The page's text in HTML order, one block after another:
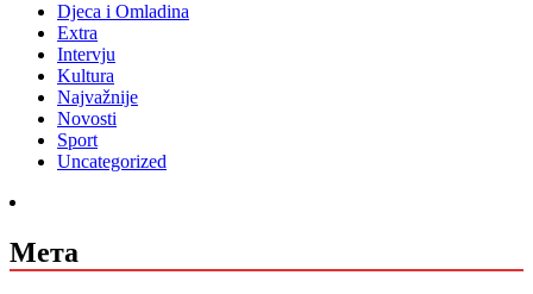
Djeca i Omladina
Extra
Intervju
Kultura
Najvažnije
Novosti
Sport
Uncategorized
Мета